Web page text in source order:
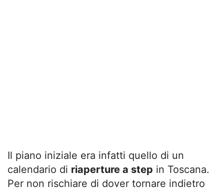
Il piano iniziale era infatti quello di un
calendario di riaperture a step in Toscana.
Per non rischiare di dover tornare indietro